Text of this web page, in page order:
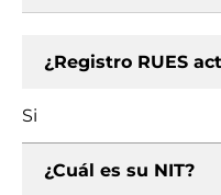
¿Registro RUES
Si
¿Cuál es su NIT?